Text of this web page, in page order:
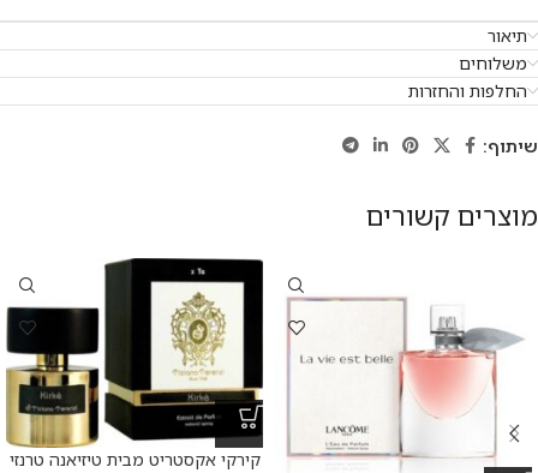
תיאור
משלוחים
החלפות והחזרות
שיתוף:
מוצרים קשורים
קירקי אקסטריט מבית טיזיאנה טרנזי